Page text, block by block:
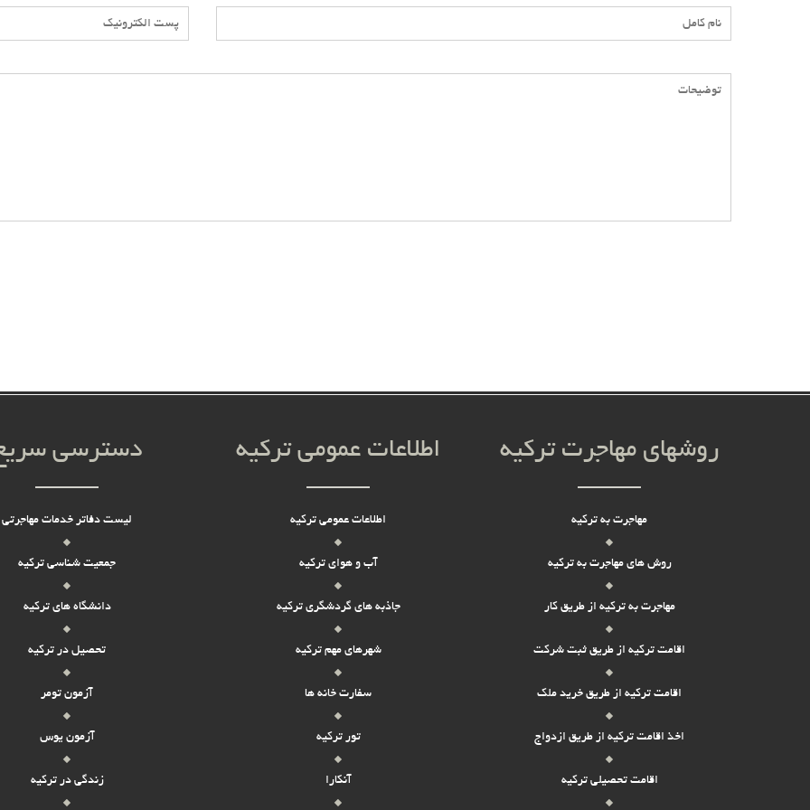
دسترسی
لیست دفاتر خدمات مهاجرتی
جمعیت شناسی ترکیه
دانشگاه های ترکیه
تحصیل در ترکیه
آزمون تومر
آزمون یوس
زندگی در ترکیه
اطلاعات عمومی ترکیه
اطلاعات عمومی ترکیه
آب و هوای ترکیه
جاذبه های گردشگری ترکیه
شهرهای مهم ترکیه
سفارت خانه ها
تور ترکیه
آنکارا
روشهای مهاجرت ترکیه
مهاجرت به ترکیه
روش های مهاجرت به ترکیه
مهاجرت به ترکیه از طریق کار
اقامت ترکیه از طریق ثبت شرکت
اقامت ترکیه از طریق خرید ملک
اخذ اقامت ترکیه از طریق ازدواج
اقامت تحصیلی ترکیه